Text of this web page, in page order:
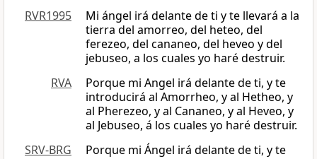
RVR1995
Mi ángel irá delante de ti y te llevará a la
tierra del amorreo, del heteo, del
ferezeo, del cananeo, del heveo y del
jebuseo, a los cuales yo haré destruir.
RVA
Porque mi Angel irá delante de ti, y te
introducirá al Amorrheo, y al Hetheo, y
al Pherezeo, y al Cananeo, y al Heveo, y
al Jebuseo, á los cuales yo haré destruir.
SRV-BRG
Porque mi Ángel irá delante de ti, y te